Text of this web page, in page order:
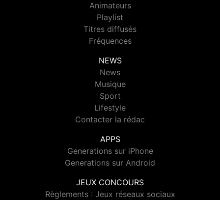
Animateurs
Playlist
Titres diffusés
Fréquences
NEWS
News
Musique
Sport
Lifestyle
Contacter la rédac
APPS
Generations sur iPhone
Generations sur Android
JEUX CONCOURS
Règlements : Jeux réseaux sociaux